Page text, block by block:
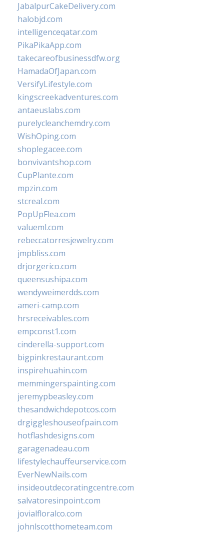
JabalpurCakeDelivery.com
halobjd.com
intelligenceqatar.com
PikaPikaApp.com
takecareofbusinessdfw.org
HamadaOfJapan.com
VersifyLifestyle.com
kingscreekadventures.com
antaeuslabs.com
purelycleanchemdry.com
WishOping.com
shoplegacee.com
bonvivantshop.com
CupPlante.com
mpzin.com
stcreal.com
PopUpFlea.com
valueml.com
rebeccatorresjewelry.com
jmpbliss.com
drjorgerico.com
queensushipa.com
wendyweimerdds.com
ameri-camp.com
hrsreceivables.com
empconst1.com
cinderella-support.com
bigpinkrestaurant.com
inspirehuahin.com
memmingerspainting.com
jeremypbeasley.com
thesandwichdepotcos.com
drgiggleshouseofpain.com
hotflashdesigns.com
garagenadeau.com
lifestylechauffeurservice.com
EverNewNails.com
insideoutdecoratingcentre.com
salvatoresinpoint.com
jovialfloralco.com
johnlscotthometeam.com